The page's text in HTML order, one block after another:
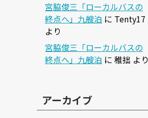
宮脇俊三「ローカルバスの
終点へ」九艘泊 に Tenty17
より
宮脇俊三「ローカルバスの
終点へ」九艘泊 に 稚拙 より
アーカイブ